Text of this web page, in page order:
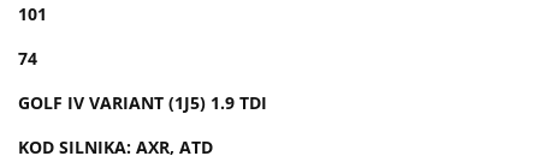
101
74
GOLF IV VARIANT (1J5) 1.9 TDI
KOD SILNIKA: AXR, ATD